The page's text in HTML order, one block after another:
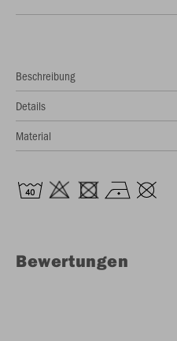
Beschreibung
Details
Material
Bewertungen